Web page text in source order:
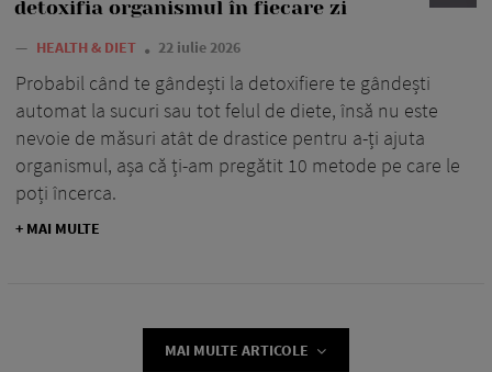
detoxifia organismul în fiecare zi
— HEALTH & DIET 22 iulie 2026
Probabil când te gândești la detoxifiere te gândești
automat la sucuri sau tot felul de diete, însă nu este
nevoie de măsuri atât de drastice pentru a-ți ajuta
organismul, așa că ți-am pregătit 10 metode pe care le
poți încerca.
+ MAI MULTE
MAI MULTE ARTICOLE